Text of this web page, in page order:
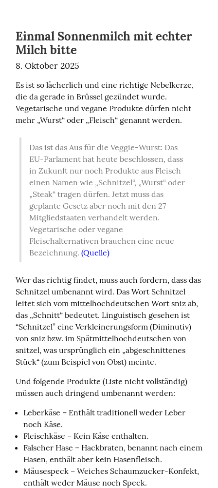
Einmal Sonnenmilch mit echter
Milch bitte
8. Oktober 2025
Es ist so lächerlich und eine richtige Nebelkerze,
die da gerade in Brüssel gezündet wurde.
Vegetarische und vegane Produkte dürfen nicht
mehr „Wurst“ oder „Fleisch“ genannt werden.
Das ist das Aus für die Veggie-Wurst: Das
EU-Parlament hat heute beschlossen, dass
in Zukunft nur noch Produkte aus Fleisch
einen Namen wie „Schnitzel“, „Wurst“ oder
„Steak“ tragen dürfen. Jetzt muss das
geplante Gesetz aber noch mit den 27
Mitgliedstaaten verhandelt werden.
Vegetarische oder vegane
Fleischalternativen brauchen eine neue
Bezeichnung. (Quelle)
Wer das richtig findet, muss auch fordern, dass das
Schnitzel umbenannt wird. Das Wort Schnitzel
leitet sich vom mittelhochdeutschen Wort sniz ab,
das „Schnitt“ bedeutet. Linguistisch gesehen ist
“Schnitzel” eine Verkleinerungsform (Diminutiv)
von sniz bzw. im Spätmittelhochdeutschen von
snitzel, was ursprünglich ein „abgeschnittenes
Stück“ (zum Beispiel von Obst) meinte.
Und folgende Produkte (Liste nicht vollständig)
müssen auch dringend umbenannt werden:
Leberkäse – Enthält traditionell weder Leber
noch Käse.
Fleischkäse – Kein Käse enthalten.
Falscher Hase – Hackbraten, benannt nach einem
Hasen, enthält aber kein Hasenfleisch.
Mäusespeck – Weiches Schaumzucker-Konfekt,
enthält weder Mäuse noch Speck.